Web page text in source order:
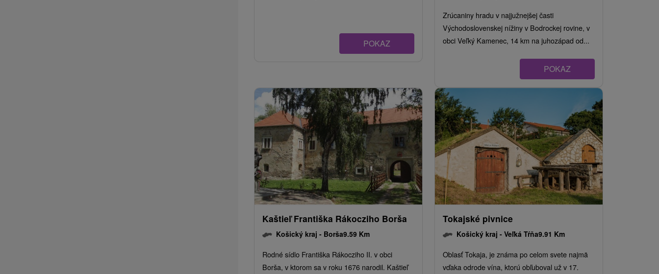
POKAZ
Zrúcaniny hradu v najjužnejšej časti
Východoslovenskej nížiny v Bodrockej rovine, v
obci Veľký Kamenec, 14 km na juhozápad od...
POKAZ
Kaštieľ Františka Rákocziho Borša
Košický kraj - Borša9.59 Km
Rodné sídlo Františka Rákocziho II. v obci
Borša, v ktorom sa v roku 1676 narodil. Kaštieľ
Tokajské pivnice
Košický kraj - Veľká Tŕňa9.91 Km
Oblasť Tokaja, je známa po celom svete najmä
vďaka odrode vína, ktorú obľuboval už v 17.